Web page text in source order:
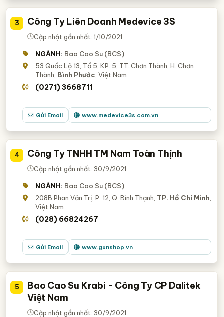
3 Công Ty Liên Doanh Medevice 3S
Cập nhật gần nhất: 1/10/2021
NGÀNH: Bao Cao Su (BCS)
53 Quốc Lộ 13, Tổ 5, KP. 5, TT. Chơn Thành, H. Chơn
Thành, Bình Phước , Việt Nam
(0271) 3668711
Gửi Email www.medevice3s.com.vn
4 Công Ty TNHH TM Nam Toàn Thịnh
Cập nhật gần nhất: 30/9/2021
NGÀNH: Bao Cao Su (BCS)
208B Phan Văn Trị, P. 12, Q. Bình Thạnh, TP. Hồ Chí Minh
Việt Nam
(028) 66824267
Gửi Email www.gunshop.vn
5
Bao Cao Su Krabi - Công Ty CP Dalitek
Việt Nam
Cập nhật gần nhất: 30/9/2021